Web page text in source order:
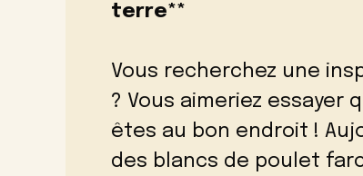
terre**
Vous recherchez une
? Vous aimeriez essayer
êtes au bon endroit !
des blancs de poulet